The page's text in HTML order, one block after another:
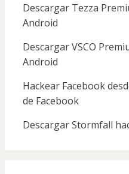
Descargar Tezza
Android
Descargar VSCO
Android
Hackear Facebook
de Facebook
Descargar Stormfall